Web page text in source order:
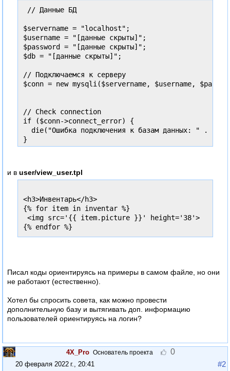
// Данные БД
$servername = "localhost";
$username = "[данные скрыты]";
$password = "[данные скрыты]";
$db = "[данные скрыты]";
// Подключаемся к серверу
$conn = new mysqli($servername, $username,
// Check connection
if ($conn->connect_error) {
die("Ошибка подключения к базам данных: " .
}
$conn->out->inventar = $conn->db-
for ($i=0, $count=count($conn->out-
$conn->out->picture+=$conn->out-
}
}
и в user/view_user.tpl
<h3>Инвентарь</h3>
{% for item in inventar %}
<img src='{{ item.picture }}' height='38'>
Писал коды ориентируясь на примеры в самом файле, но они
не работают (естественно).
Хотел бы спросить совета, как можно провести
дополнительную базу и вытягивать доп. информацию
пользователей ориентируясь на логин?
4X_Pro Основатель проекта 0
20 февраля 2022 г., 20:41 #2